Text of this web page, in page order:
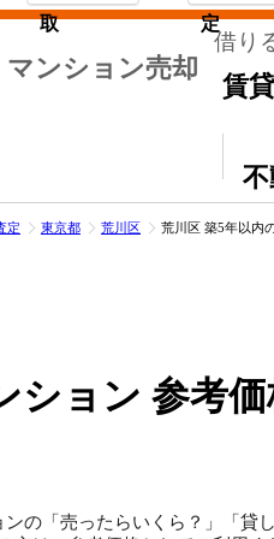
マンション売却
借り
賃貸
取 定
定 東京都 荒川区 荒川区 築5年以内
ション 参考
の「売ったらいくら？」「貸